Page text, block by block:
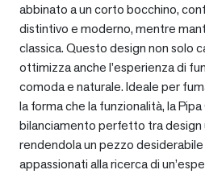
abbinato a un corto bocchino,
distintivo e moderno, mentre
classica. Questo design non solo
ottimizza anche l’esperienza di
comoda e naturale. Ideale per
la forma che la funzionalità, la
bilanciamento perfetto tra design
rendendola un pezzo
appassionati alla ricerca di